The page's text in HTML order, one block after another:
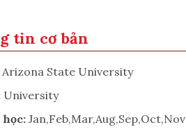
tin cơ bản
Arizona State University
University
học: Jan,Feb,Mar,Aug,Sep,Oct,Nov